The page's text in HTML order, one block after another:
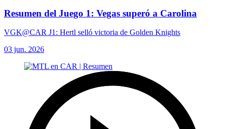
Resumen del Juego 1: Vegas superó a Carolina
VGK@CAR J1: Hertl selló victoria de Golden Knights
03 jun. 2026